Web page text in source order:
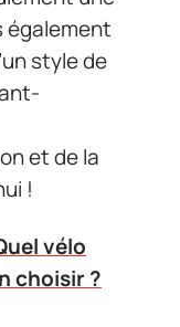
également
style de
et de la
!
vélo
choisir ?